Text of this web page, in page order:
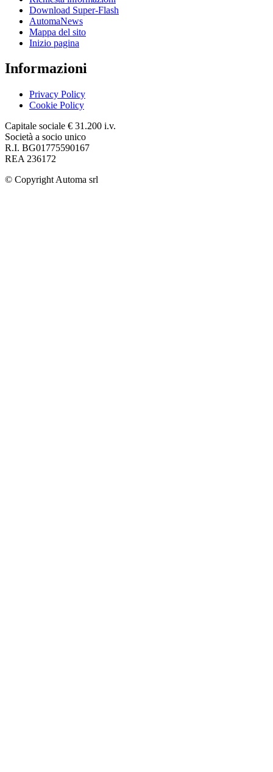
Download Super-Flash
AutomaNews
Mappa del sito
Inizio pagina
Informazioni
Privacy Policy
Cookie Policy
Capitale sociale € 31.200 i.v.
Società a socio unico
R.I. BG01775590167
REA 236172
© Copyright Automa srl